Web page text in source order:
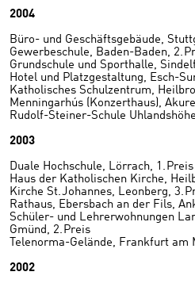
2004
Büro- und Geschäftsgebäude,
Gewerbeschule, Baden-Baden, 2.
Grundschule und Sporthalle,
Hotel und Platzgestaltung, Esch-
Katholisches Schulzentrum,
Menningarhús (Konzerthaus),
Rudolf-Steiner-Schule
2003
Duale Hochschule, Lörrach, 1. Preis
Haus der Katholischen Kirche,
Kirche St. Johannes, Leonberg, 3.
Rathaus, Ebersbach an der Fils,
Schüler- und Lehrerwohnungen
Gmünd, 2. Preis
Telenorma-Gelände, Frankfurt am
2002